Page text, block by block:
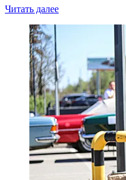
Читать далее